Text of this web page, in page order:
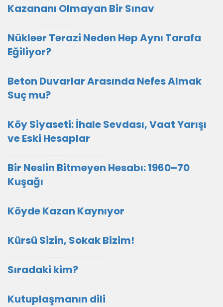
Kazananı Olmayan Bir Sınav
Nükleer Terazi Neden Hep Aynı Tarafa
Eğiliyor?
Beton Duvarlar Arasında Nefes Almak
Suç mu?
Köy Siyaseti: İhale Sevdası, Vaat Yarışı
ve Eski Hesaplar
Bir Neslin Bitmeyen Hesabı: 1960–70
Kuşağı
Köyde Kazan Kaynıyor
Kürsü Sizin, Sokak Bizim!
Sıradaki kim?
Kutuplaşmanın dili